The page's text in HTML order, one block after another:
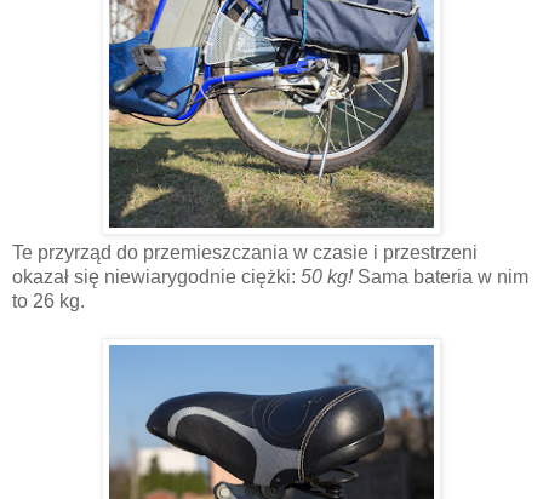
Te przyrząd do przemieszczania w czasie i przestrzeni
okazał się niewiarygodnie ciężki: 50 kg!Sama bateria w nim
to 26 kg.